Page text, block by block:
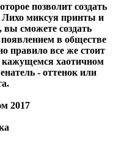
позволит создать
Лихо миксуя принты и
сможете создать
в обществе
правило все же стоит
кажущемся хаотичном
- оттенок или